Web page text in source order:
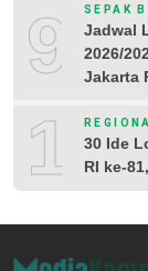
9 SEPAK
Jadwal
2026/
Jakarta
10
30 Ide
RI ke-